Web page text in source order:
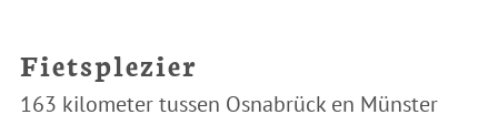
Fietsplezier
163 kilometer tussen Osnabrück en Münster